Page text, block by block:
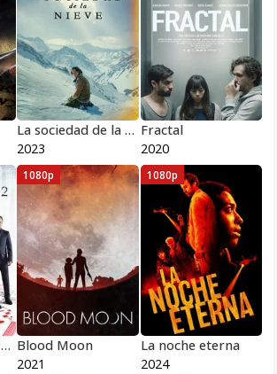
La sociedad de la nieve
2023
Fractal
2020
Ahora me ves 2 Pelicula Completa HD 1080 [MEGA] [LATINO] Blood Moon
2021
1080p
La noche eterna
2024
1080p